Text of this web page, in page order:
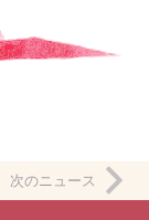
次のニュース